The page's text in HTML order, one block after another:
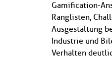
Gamification-
Ranglisten,
Ausgestaltung
Industrie und
Verhalten